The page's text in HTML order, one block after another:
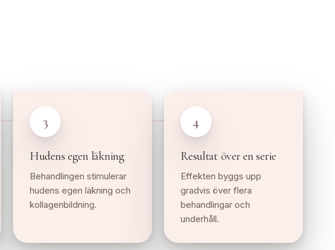
3
Hudens egen läkning
Behandlingen stimulerar
hudens egen läkning och
kollagenbildning.
4
Resultat över en serie
Effekten byggs upp
gradvis över flera
behandlingar och
underhåll.